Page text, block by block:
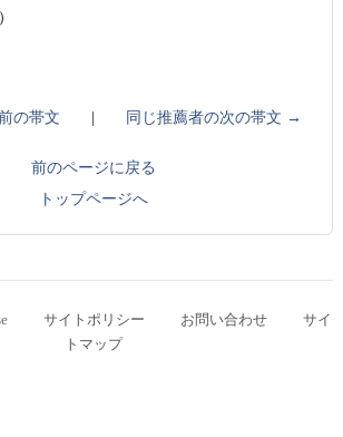
の帯文 同じ推薦者の次の帯文 →
前のページに戻る
トップページへ
サイトポリシー お問い合わせ
サイ
トマップ